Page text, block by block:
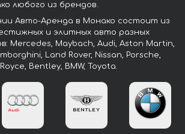
любого из брендов.
Авто-Аренда в Монако состоит из
и элитных авто разных
Mercedes, Maybach, Audi, Aston Martin,
Land Rover, Nissan, Porsche,
Bentley, BMW, Toyota.